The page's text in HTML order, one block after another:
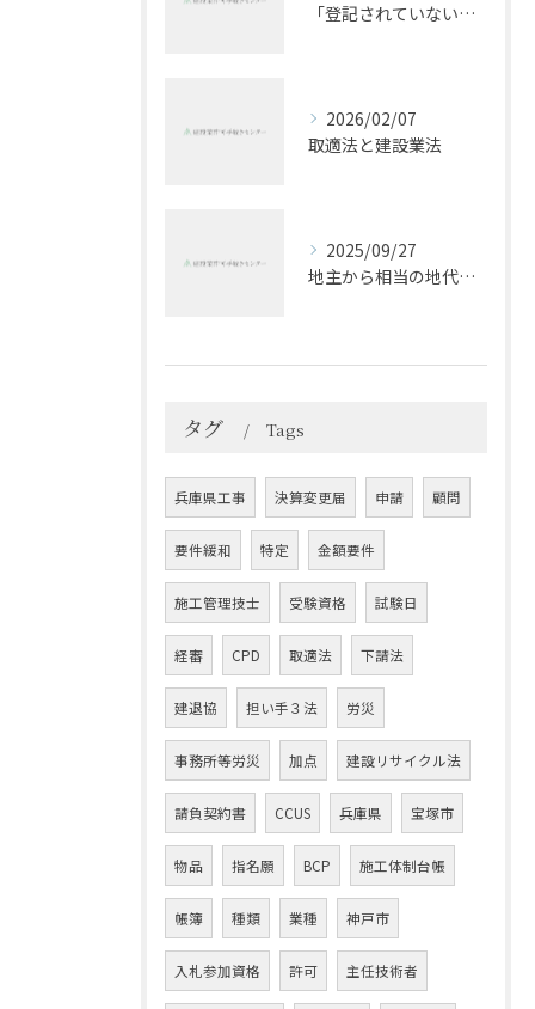
「登記されていないことの証明書」の電子証明書について
2026/02/07
取適法と建設業法
2025/09/27
地主から相当の地代に基づき地代の値上げを求められた件（私見）
タグ Tags
兵庫県工事 決算変更届 申請 顧問
要件緩和 特定 金額要件
施工管理技士 受験資格 試験日
経審 CPD 取適法 下請法
建退協 担い手３法 労災
事務所等労災 加点 建設リサイクル法
請負契約書 CCUS 兵庫県 宝塚市
物品 指名願 BCP 施工体制台帳
帳簿 種類 業種 神戸市
入札参加資格 許可 主任技術者